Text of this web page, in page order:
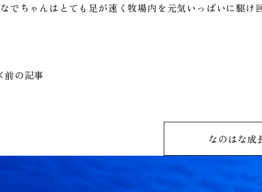
なでちゃんはとても足が速く牧場内を元気いっぱいに駆け
前の記事
なのはな成